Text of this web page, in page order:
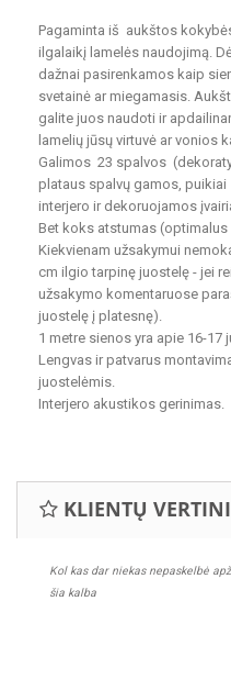
Pagaminta iš aukštos
ilgalaikį lamelės naudojimą.
dažnai pasirenkamos kaip
svetainė ar miegamasis.
galite juos naudoti ir
lamelių jūsų virtuvė ar vonios
Galimos 23 spalvos
plataus spalvų gamos,
interjero ir dekoruojamos
Bet koks atstumas (optimalus
Kiekvienam užsakymui
cm ilgio tarpinę juostelę - jei
užsakymo komentaruose
juostelę į platesnę).
1 metre sienos yra apie 16-17
Lengvas ir patvarus
juostelėmis.
Interjero akustikos gerinimas.
KLIENTŲ
Kol kas dar niekas nepaskelbė
šia kalba